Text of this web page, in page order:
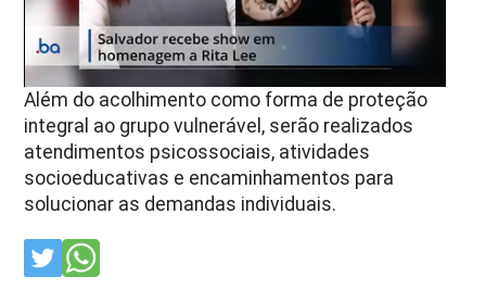
Além do acolhimento como forma de proteção
integral ao grupo vulnerável, serão realizados
atendimentos psicossociais, atividades
socioeducativas e encaminhamentos para
solucionar as demandas individuais.